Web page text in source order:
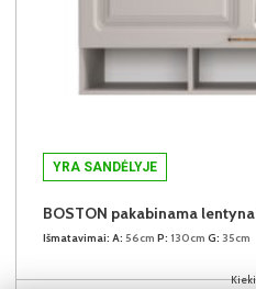
YRA SANDĖLYJE
BOSTON pakabinama lentyna
Išmatavimai: A: 56cm P: 130cm G: 35cm